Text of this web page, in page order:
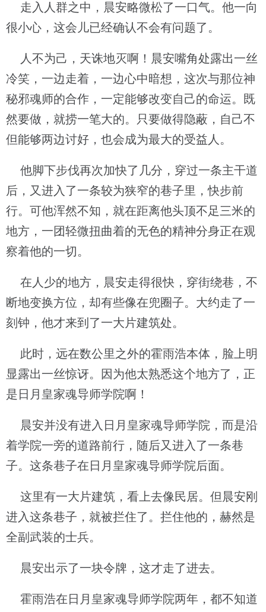
走入人群之中，晨安略微松了一口气。他一向
很小心，这会儿已经确认不会有问题了。
人不为己，天诛地灭啊！晨安嘴角处露出一丝
冷笑，一边走着，一边心中暗想，这次与那位神
秘邪魂师的合作，一定能够改变自己的命运。既
然要做，就捞一笔大的。只要做得隐蔽，自己不
但能够两边讨好，也会成为最大的受益人。
他脚下步伐再次加快了几分，穿过一条主干道
后，又进入了一条较为狭窄的巷子里，快步前
行。可他浑然不知，就在距离他头顶不足三米的
地方，一团轻微扭曲着的无色的精神分身正在观
察着他的一切。
在人少的地方，晨安走得很快，穿街绕巷，不
断地变换方位，却有些像在兜圈子。大约走了一
刻钟，他才来到了一大片建筑处。
此时，远在数公里之外的霍雨浩本体，脸上明
显露出一丝惊讶。因为他太熟悉这个地方了，正
是日月皇家魂导师学院啊！
晨安并没有进入日月皇家魂导师学院，而是沿
着学院一旁的道路前行，随后又进入了一条巷
子。这条巷子在日月皇家魂导师学院后面。
这里有一大片建筑，看上去像民居。但晨安刚
进入这条巷子，就被拦住了。拦住他的，赫然是
全副武装的士兵。
晨安出示了一块令牌，这才走了进去。
霍雨浩在日月皇家魂导师学院两年，都不知道